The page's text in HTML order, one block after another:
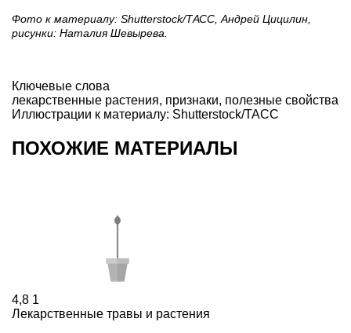
Фото к материалу: Shutterstock/ТАСС, Андрей Цицилин,
рисунки: Наталия Шевырева.
Ключевые слова
лекарственные растения, признаки, полезные свойства
Иллюстрации к материалу: Shutterstock/ТАСС
ПОХОЖИЕ МАТЕРИАЛЫ
4,8 1
Лекарственные травы и растения